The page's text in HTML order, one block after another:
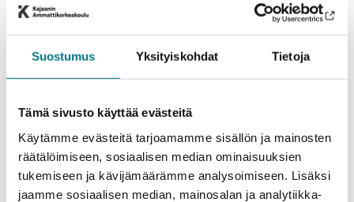
Suostumus Yksityiskohdat Tietoja
Tämä sivusto käyttää evästeitä
Käytämme evästeitä tarjoamamme sisällön ja mainosten
räätälöimiseen, sosiaalisen median ominaisuuksien
tukemiseen ja kävijämäärämme analysoimiseen. Lisäksi
jaamme sosiaalisen median, mainosalan ja analytiikka-
tästä
Keskiviikko 22.10.2025 kello 14.30–15.30
tästä
.
Keskiviikko 29.10.2025 kello 14.30–15.30
Datakeskusten hukkalämmön hyödyntäminen
ruuantuotannossa. Ilmoittaudu webinaariintästä .